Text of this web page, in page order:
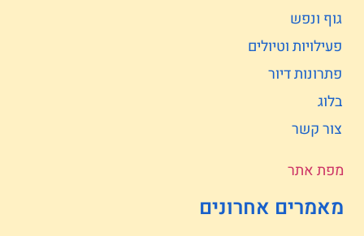
גוף ונפש
פעילויות וטיולים
פתרונות דיור
בלוג
צור קשר
מפת אתר
מאמרים אחרונים